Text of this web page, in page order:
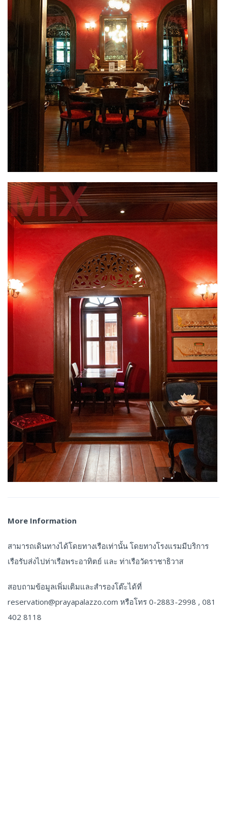
More Information
สามารถเดินทางได้โดยทางเรือเท่านั้น โดยทางโรงแรมมีบริการ
เรือรับส่งไปท่าเรือพระอาทิตย์ และ ท่าเรือวัดราชาธิวาส
สอบถามข้อมูลเพิ่มเติมและสำรองโต๊ะได้ที่
reservation@prayapalazzo.com หรือโทร 0-2883-2998 , 081
402 8118